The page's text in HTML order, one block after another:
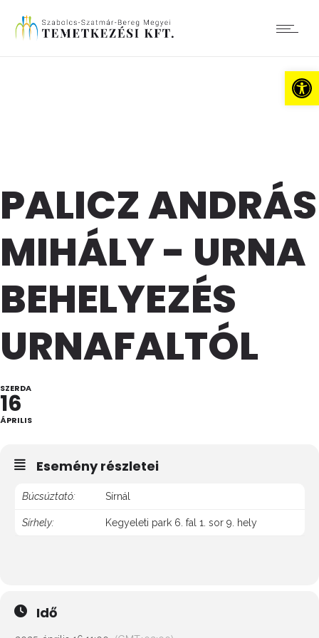
PALICZ ANDRÁS
MIHÁLY - URNA
BEHELYEZÉS
URNAFALTÓL
SZERDA
16
ÁPRILIS
Esemény részletei
Búcsúztató: Sírnál
Sírhely: Kegyeleti park 6. fal 1. sor 9. hely
Idő